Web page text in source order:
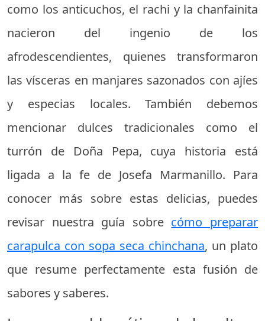
como los anticuchos, el rachi y la chanfainita
nacieron del ingenio de los
afrodescendientes, quienes transformaron
las vísceras en manjares sazonados con ajíes
y especias locales. También debemos
mencionar dulces tradicionales como el
turrón de Doña Pepa, cuya historia está
ligada a la fe de Josefa Marmanillo. Para
conocer más sobre estas delicias, puedes
revisar nuestra guía sobre cómo preparar
carapulca con sopa seca chinchana, un plato
que resume perfectamente esta fusión de
sabores y saberes.